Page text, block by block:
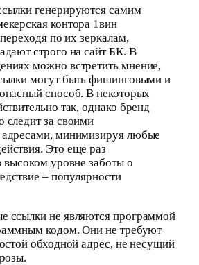
генерируются самим
контора 1вин
по их зеркалам,
строго на сайт БК. В
можно встретить мнение,
могут быть фишинговыми и
способ. В некоторых
так, однако бренд
следит за своими
адресами, минимизируя любые
Это еще раз
высоком уровне заботы о
– популярности
ссылки не являются программой
кодом. Они не требуют
обходной адрес, не несущий